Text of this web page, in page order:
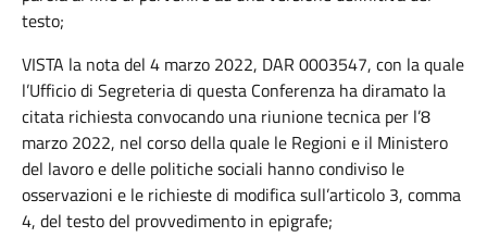
testo;
VISTA la nota del 4 marzo 2022, DAR 0003547, con la quale
l’Ufficio di Segreteria di questa Conferenza ha diramato la
citata richiesta convocando una riunione tecnica per l’8
marzo 2022, nel corso della quale le Regioni e il Ministero
del lavoro e delle politiche sociali hanno condiviso le
osservazioni e le richieste di modifica sull’articolo 3, comma
4, del testo del provvedimento in epigrafe;